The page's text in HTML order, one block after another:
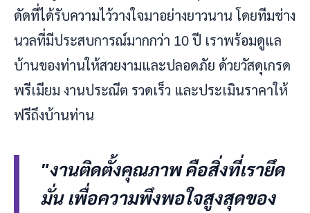
ดัดที่ได้รับความไว้วางใจมาอย่างยาวนาน โดยทีมช่าง
นวลที่มีประสบการณ์มากกว่า 10 ปี เราพร้อมดูแล
บ้านของท่านให้สวยงามและปลอดภัย ด้วยวัสดุเกรด
พรีเมียม งานประณีต รวดเร็ว และประเมินราคาให้
ฟรีถึงบ้านท่าน
"งานติดตั้งคุณภาพ คือสิ่งที่เรายึด
มั่น เพื่อความพึงพอใจสูงสุดของ